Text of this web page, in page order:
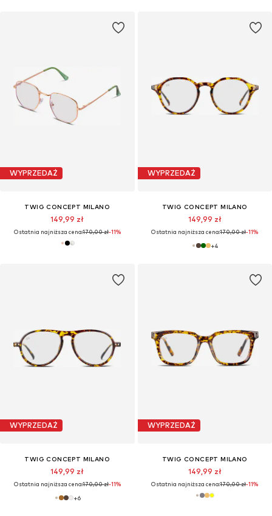
WYPRZEDAŻ
TWIG CONCEPT MILANO
149,99 zł
Ostatnia najniższa cena:170,00 zł-11%
WYPRZEDAŻ
TWIG CONCEPT MILANO
149,99 zł
Ostatnia najniższa cena:170,00 zł-11%
+4
WYPRZEDAŻ
TWIG CONCEPT MILANO
149,99 zł
Ostatnia najniższa cena:170,00 zł-11%
+6
WYPRZEDAŻ
TWIG CONCEPT MILANO
149,99 zł
Ostatnia najniższa cena:170,00 zł-11%